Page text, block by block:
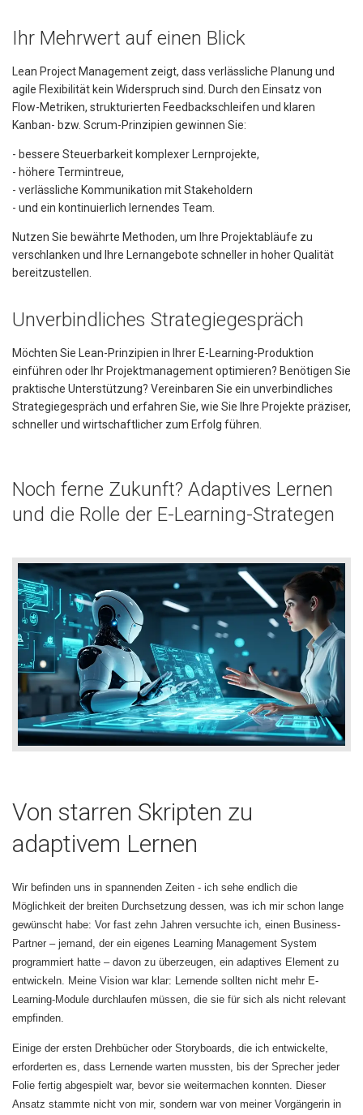
Ihr Mehrwert auf einen Blick
Lean Project Management zeigt, dass verlässliche Planung und
agile Flexibilität kein Widerspruch sind. Durch den Einsatz von
Flow-Metriken, strukturierten Feedbackschleifen und klaren
Kanban- bzw. Scrum-Prinzipien gewinnen Sie:
- bessere Steuerbarkeit komplexer Lernprojekte,
- höhere Termintreue,
- verlässliche Kommunikation mit Stakeholdern
- und ein kontinuierlich lernendes Team.
Nutzen Sie bewährte Methoden, um Ihre Projektabläufe zu
verschlanken und Ihre Lernangebote schneller in hoher Qualität
bereitzustellen.
Unverbindliches Strategiegespräch
Möchten Sie Lean-Prinzipien in Ihrer E-Learning-Produktion
einführen oder Ihr Projektmanagement optimieren? Benötigen Sie
praktische Unterstützung? Vereinbaren Sie ein unverbindliches
Strategiegespräch und erfahren Sie, wie Sie Ihre Projekte präziser,
schneller und wirtschaftlicher zum Erfolg führen.
Noch ferne Zukunft? Adaptives Lernen
und die Rolle der E-Learning-Strategen
Von starren Skripten zu
adaptivem Lernen
Wir befinden uns in spannenden Zeiten - ich sehe endlich die
Möglichkeit der breiten Durchsetzung dessen, was ich mir schon lange
gewünscht habe: Vor fast zehn Jahren versuchte ich, einen Business-
Partner – jemand, der ein eigenes Learning Management System
programmiert hatte – davon zu überzeugen, ein adaptives Element zu
entwickeln. Meine Vision war klar: Lernende sollten nicht mehr E-
Learning-Module durchlaufen müssen, die sie für sich als nicht relevant
empfinden.
Einige der ersten Drehbücher oder Storyboards, die ich entwickelte,
erforderten es, dass Lernende warten mussten, bis der Sprecher jeder
Folie fertig abgespielt war, bevor sie weitermachen konnten. Dieser
Ansatz stammte nicht von mir, sondern war von meiner Vorgängerin in